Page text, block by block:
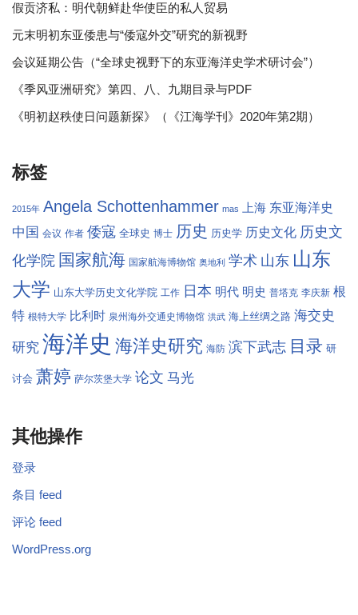
假贡济私：明代朝鲜赴华使臣的私人贸易
元末明初东亚倭患与“倭寇外交”研究的新视野
会议延期公告（“全球史视野下的东亚海洋史学术研讨会”）
《季风亚洲研究》第四、八、九期目录与PDF
《明初赵秩使日问题新探》（《江海学刊》2020年第2期）
标签
2015年 Angela Schottenhammer mas 上海 东亚海洋史
中国 会议 作者 倭寇 全球史 博士 历史 历史学 历史文化 历史文
化学院 国家航海 国家航海博物馆 奥地利 学术 山东 山东
大学 山东大学历史文化学院 工作 日本 明代 明史 普塔克 李庆新 根
特 根特大学 比利时 泉州海外交通史博物馆 洪武 海上丝绸之路 海交史
研究 海洋史 海洋史研究 海防 滨下武志 目录 研
讨会 萧婷 萨尔茨堡大学 论文 马光
其他操作
登录
条目 feed
评论 feed
WordPress.org